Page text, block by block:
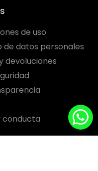
de uso
datos personales
devoluciones
conducta